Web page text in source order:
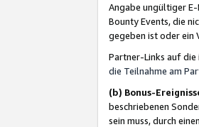
Angabe ungültiger
Bounty Events, die
gegeben ist oder ein
Partner-Links auf
die Teilnahme am
(b) Bonus-
beschriebenen
sein muss, durch